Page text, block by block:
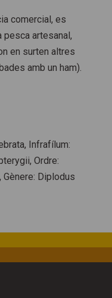
comercial, es
pesca artesanal,
en surten altres
amb un ham).
, Infrafílum:
, Ordre:
, Gènere: Diplodus